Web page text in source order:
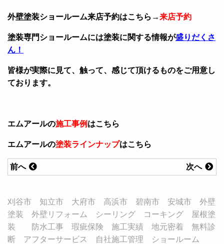
外壁塗装ショールーム来店予約はこちら→来店予約
塗装専門ショールームには塗装に関する情報が盛りだくさ
ん！
皆様が実際に見て、触って、感じて頂けるものをご用意し
ております。
エムアールの施工事例 はこちら
エムアールの塗装ラインナップはこちら
次へ
前へ
刈谷市 知立市 大府市 高浜市 碧南市 安城市 外壁
塗装 外壁リフォーム シーリング コーキング 屋根塗
装 防水工事 瑕疵保険 施工実績 地元密着 無料診
断 アフターサービス 自社施工管理 ショールーム